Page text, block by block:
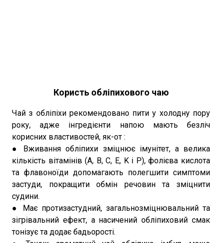
Користь обліпихового чаю
Чай з обліпіхи рекомендовано пити у холодну пору
року, адже інгредієнти напою мають безліч
корисних властивостей, як-от :
● Вживання обліпихи зміцнює імунітет, а велика
кількість вітамінів (A, В, С, E, K і P), фолієва кислота
та флавоноїди допомагають полегшити симптоми
застуди, покращити обмін речовин та зміцнити
судини.
● Має протизастудний, загальнозміцнювальний та
зігрівальний ефект, а насичений обліпиховий смак
тонізує та додає бадьорості.